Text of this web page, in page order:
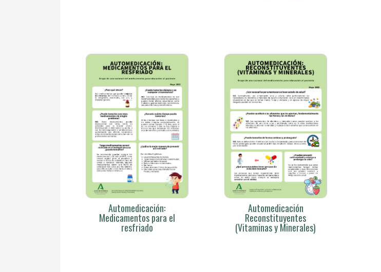
Automedicación:
Medicamentos para el
resfriado
Automedicación
Reconstituyentes
(Vitaminas y Minerales)